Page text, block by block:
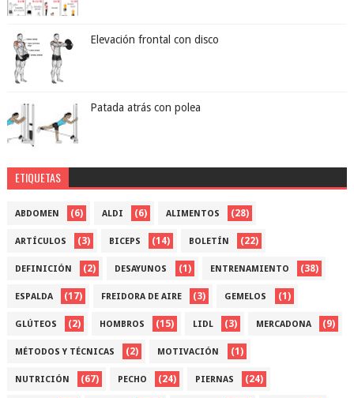
Elevación frontal con disco
Patada atrás con polea
ETIQUETAS
ABDOMEN (6) ALDI (6) ALIMENTOS (28)
ARTÍCULOS (3) BICEPS (14) BOLETÍN (22)
DEFINICIÓN (2) DESAYUNOS (1) ENTRENAMIENTO (38)
ESPALDA (17) FREIDORA DE AIRE (3) GEMELOS (1)
GLÚTEOS (2) HOMBROS (15) LIDL (3) MERCADONA (9)
MÉTODOS Y TÉCNICAS (2) MOTIVACIÓN (1)
NUTRICIÓN (67) PECHO (24) PIERNAS (24)